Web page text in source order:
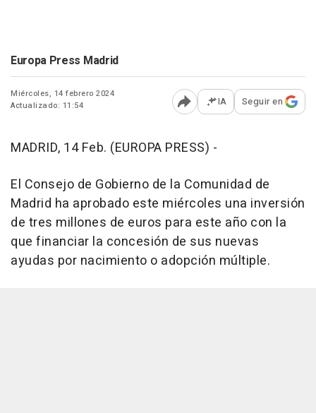
Europa Press Madrid
Miércoles, 14 febrero 2024
Actualizado: 11:54
Abrir opciones para
IA Seguir en
MADRID, 14 Feb. (EUROPA PRESS) -
El Consejo de Gobierno de la Comunidad de
Madrid ha aprobado este miércoles una inversión
de tres millones de euros para este año con la
que financiar la concesión de sus nuevas
ayudas por nacimiento o adopción múltiple.